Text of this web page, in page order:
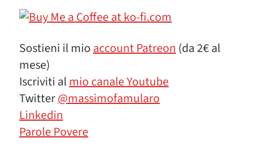
Sostieni il mioaccount Patreon(da 2€ al
mese)
Iscriviti almio canale Youtube
Twitter@massimofamularo
Linkedin
Parole Povere